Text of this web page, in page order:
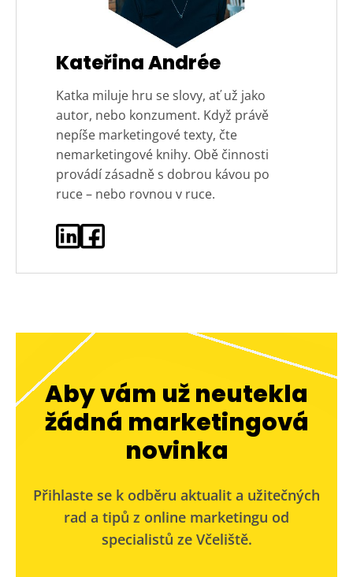
Kateřina Andrée
Katka miluje hru se slovy, ať už jako
autor, nebo konzument. Když právě
nepíše marketingové texty, čte
nemarketingové knihy. Obě činnosti
provádí zásadně s dobrou kávou po
ruce – nebo rovnou v ruce.
Aby vám už neutekla
žádná marketingová
novinka
Přihlaste se k odběru aktualit a užitečných
rad a tipů z online marketingu od
specialistů ze Včeliště.